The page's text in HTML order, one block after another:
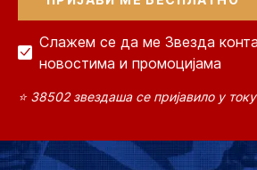
Слажем се да ме Звезда
новостима и промоцијама
⭐ 38502 звездаша се пријавило у